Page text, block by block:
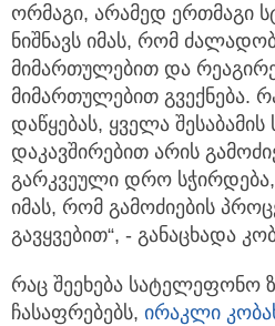
ორმაგი, არამედ ერთმაგი
ნიშნავს იმას, რომ
მიმართულებით და
მიმართულებით გვექნება.
დაწყებას, ყველა შესაბამის
დაკავშირებით არის
გარკვეული დრო სჭირდება,
იმას, რომ გამოძიების
გავყვებით“, - განაცხადა
რაც შეეხება სატელეფონო
ჩასაფრებებს, ირაკლი